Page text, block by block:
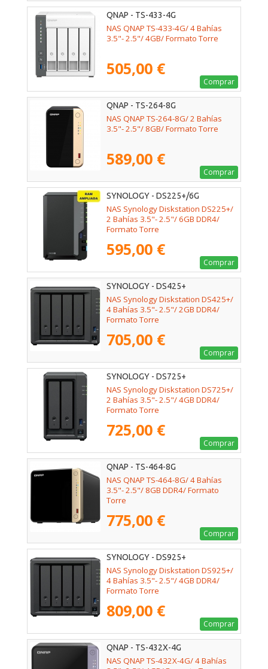
QNAP - TS-433-4G
NAS QNAP TS-433-4G/ 4 Bahías
3.5"- 2.5"/ 4GB/ Formato Torre
505,00 €
Comprar
QNAP - TS-264-8G
NAS QNAP TS-264-8G/ 2 Bahías
3.5"- 2.5"/ 8GB/ Formato Torre
589,00 €
Comprar
SYNOLOGY - DS225+/6G
NAS Synology Diskstation DS225+/
2 Bahías 3.5"- 2.5"/ 6GB DDR4/
Formato Torre
595,00 €
Comprar
SYNOLOGY - DS425+
NAS Synology Diskstation DS425+/
4 Bahías 3.5"- 2.5"/ 2GB DDR4/
Formato Torre
705,00 €
Comprar
SYNOLOGY - DS725+
NAS Synology Diskstation DS725+/
2 Bahías 3.5"- 2.5"/ 4GB DDR4/
Formato Torre
725,00 €
Comprar
QNAP - TS-464-8G
NAS QNAP TS-464-8G/ 4 Bahías
3.5"- 2.5"/ 8GB DDR4/ Formato
Torre
775,00 €
Comprar
SYNOLOGY - DS925+
NAS Synology Diskstation DS925+/
4 Bahías 3.5"- 2.5"/ 4GB DDR4/
Formato Torre
809,00 €
Comprar
QNAP - TS-432X-4G
NAS QNAP TS-432X-4G/ 4 Bahías